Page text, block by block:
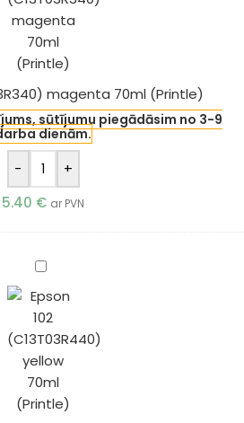
(Printle)
magenta 70ml (Printle)
sūtījumu piegādāsim no 3-9
dienām.
-
+
5.40 € ar PVN
Epson
(C13T03R440)
yellow
70ml
(Printle)